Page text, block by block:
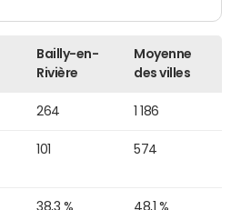
Bailly-en-
Rivière
Moyenne
des villes
264 1 186
101 574
38,3 % 48,1 %